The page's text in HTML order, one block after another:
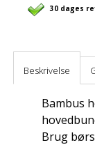
30 dages
Beskrivelse
Bambus
Brug